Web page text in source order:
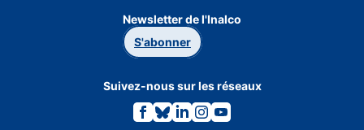
Newsletter de l'Inalco
S'abonner
Suivez-nous sur les réseaux
Lien
vers
Lien
vers
Lien
vers
Lien
vers
Lien
vers